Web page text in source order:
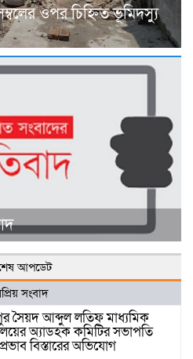
ওপর চিহ্নিত ভূমিদস্যু
আপডেট
সংবাদ
সৈয়দ আব্দুল লতিফ মাধ্যমিক
অ্যাডহক কমিটির সভাপতি
বিস্তারের অভিযোগ